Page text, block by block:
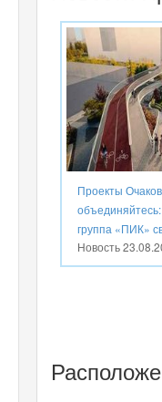
Проекты
группа «ПИК»
Новость